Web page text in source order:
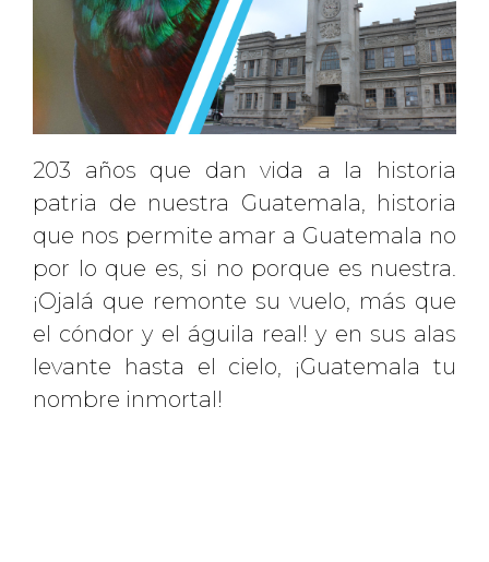
203 años que dan vida a la historia
patria de nuestra Guatemala, historia
que nos permite amar a Guatemala no
por lo que es, si no porque es nuestra.
¡Ojalá que remonte su vuelo, más que
el cóndor y el águila real! y en sus alas
levante hasta el cielo, ¡Guatemala tu
nombre inmortal!